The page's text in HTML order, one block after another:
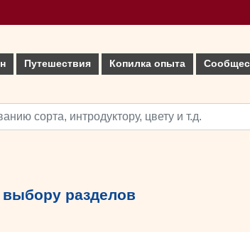
Путешествия Копилка опыта
выбору разделов